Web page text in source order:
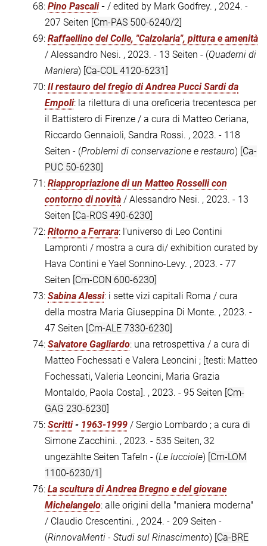
68: Pino Pascali- / edited by Mark Godfrey. , 2024. -
207 Seiten [Cm-PAS 500-6240/2]
69: Raffaellino del Colle, "Calzolaria", pittura e amenità
/ Alessandro Nesi. , 2023. - 13 Seiten - (Quaderni di
Maniera) [Ca-COL 4120-6231]
70: Il restauro del fregio di Andrea Pucci Sardi da
Empoli: la rilettura di una oreficeria trecentesca per
il Battistero di Firenze / a cura di Matteo Ceriana,
Riccardo Gennaioli, Sandra Rossi. , 2023. - 118
Seiten - (Problemi di conservazione e restauro) [Ca-
PUC 50-6230]
71: Riappropriazione di un Matteo Rosselli con
contorno di novità / Alessandro Nesi. , 2023. - 13
Seiten [Ca-ROS 490-6230]
72: Ritorno a Ferrara: l'universo di Leo Contini
Lampronti / mostra a cura di/ exhibition curated by
Hava Contini e Yael Sonnino-Levy. , 2023. - 77
Seiten [Cm-CON 600-6230]
73: Sabina Alessi: i sette vizi capitali Roma / cura
della mostra Maria Giuseppina Di Monte. , 2023. -
47 Seiten [Cm-ALE 7330-6230]
74: Salvatore Gagliardo: una retrospettiva / a cura di
Matteo Fochessati e Valera Leoncini ; [testi: Matteo
Fochessati, Valeria Leoncini, Maria Grazia
Montaldo, Paola Costa]. , 2023. - 95 Seiten [Cm-
GAG 230-6230]
75: Scritti- 1963-1999 / Sergio Lombardo ; a cura di
Simone Zacchini. , 2023. - 535 Seiten, 32
ungezählte Seiten Tafeln - (Le lucciole) [Cm-LOM
1100-6230/1]
76: La scultura di Andrea Bregno e del giovane
Michelangelo: alle origini della "maniera moderna"
/ Claudio Crescentini. , 2024. - 209 Seiten -
(RinnovaMenti - Studi sul Rinascimento) [Ca-BRE